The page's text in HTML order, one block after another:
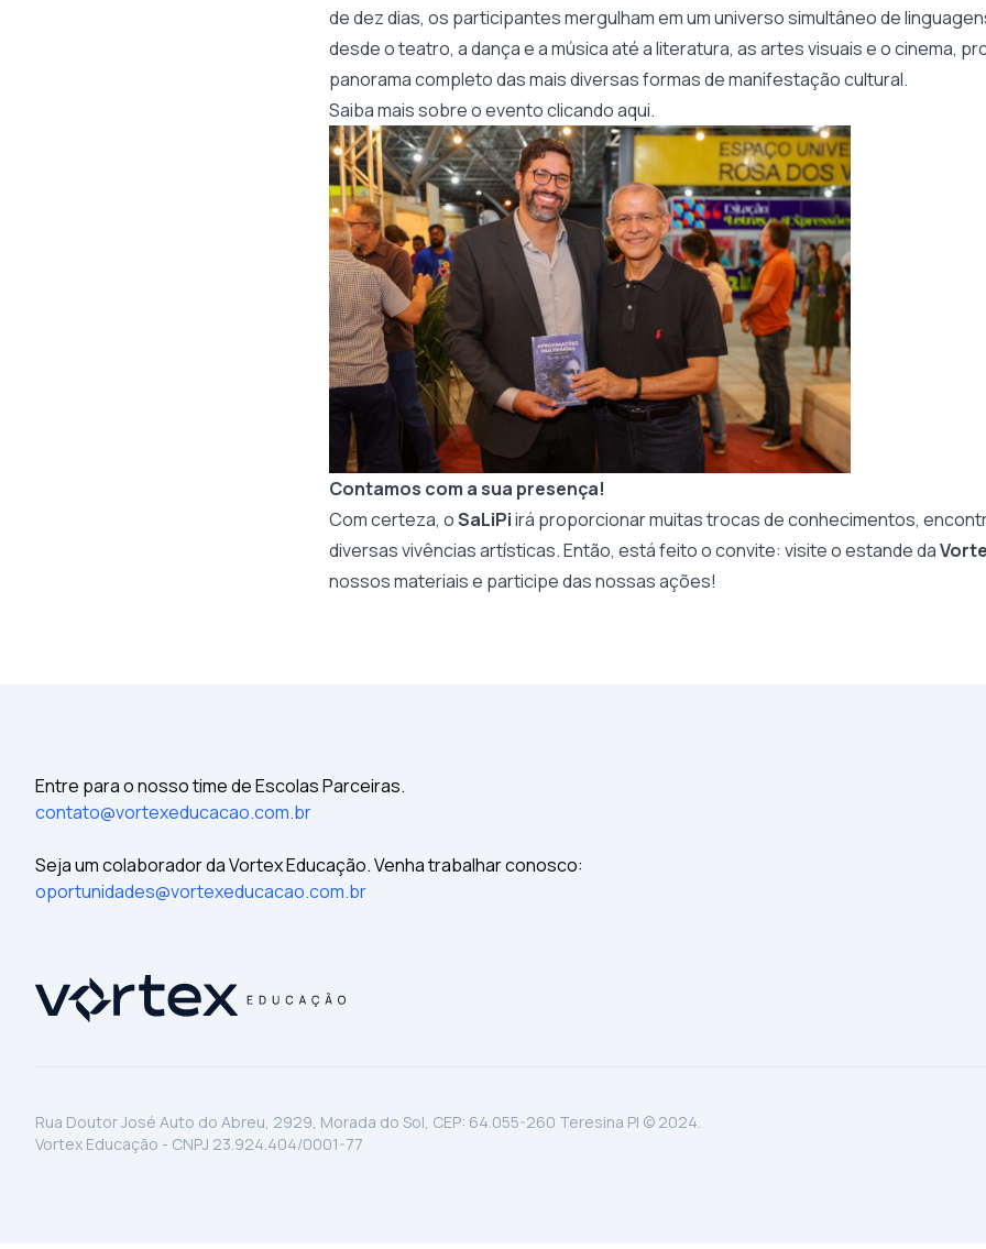
de dez dias, os participantes mergulham em um universo simultâneo de
desde o teatro, a dança e a música até a literatura, as artes visuais e o cinema,
panorama completo das mais diversas formas de manifestação cultural.
Saiba mais sobre o eventoclicando aqui.
Contamos com a sua presença!
Com certeza, oSaLiPiirá proporcionar muitas trocas de conhecimentos,
diversas vivências artísticas. Então, está feito o convite: visite o estande da
nossos materiais e participe das nossas ações!
Entre para o nosso time de Escolas Parceiras.
contato@vortexeducacao.com.br
Seja um colaborador da Vortex Educação. Venha trabalhar conosco:
oportunidades@vortexeducacao.com.br
Rua Doutor José Auto do Abreu, 2929, Morada do Sol, CEP: 64.055-260 Teresina PI © 2024.
Vortex Educação - CNPJ 23.924.404/0001-77